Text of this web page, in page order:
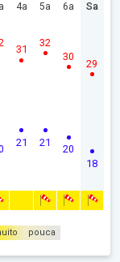
4a
21
31
5a
21
32
6a
20
30
Sa
18
29
pouca